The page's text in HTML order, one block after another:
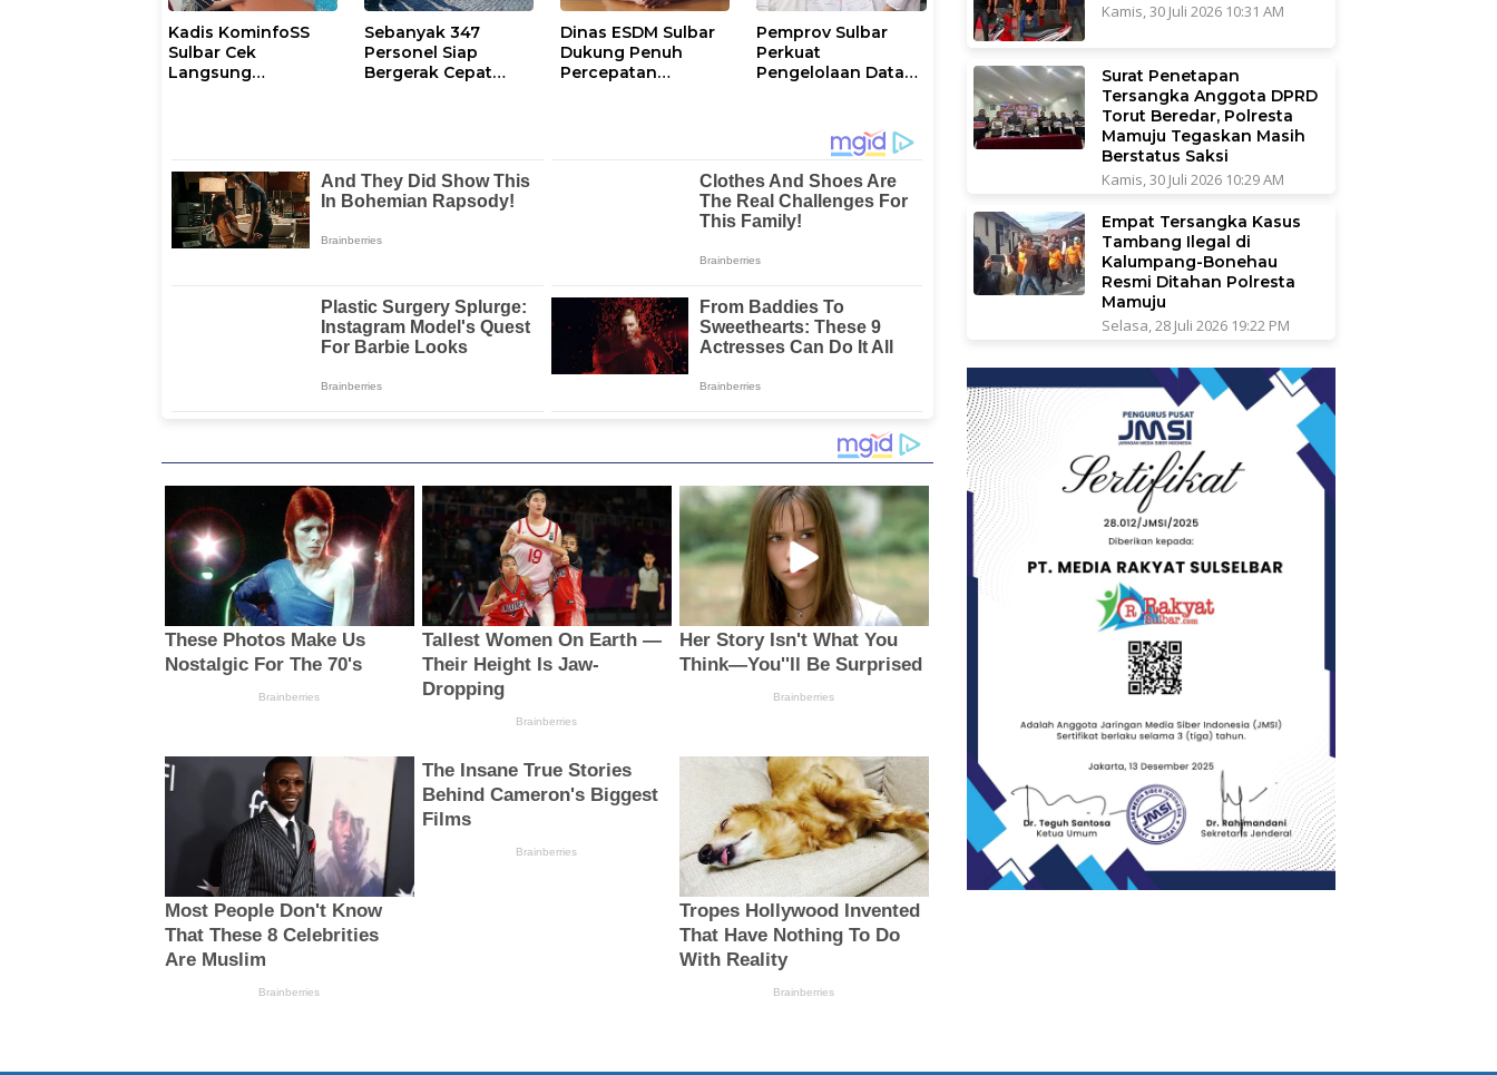
Kadis KominfoSS
Sulbar Cek
Langsung
Sebanyak 347
Personel Siap
Bergerak Cepat
Dinas ESDM Sulbar
Dukung Penuh
Percepatan
Pemprov Sulbar
Perkuat
Pengelolaan Data
17 Tahun 2023
Kamis, 30 Juli 2026 10:31 AM
Surat Penetapan
Tersangka Anggota DPRD
Torut Beredar, Polresta
Mamuju Tegaskan Masih
Berstatus Saksi
Kamis, 30 Juli 2026 10:29 AM
Empat Tersangka Kasus
Tambang Ilegal di
Kalumpang-Bonehau
Resmi Ditahan Polresta
Mamuju
Selasa, 28 Juli 2026 19:22 PM